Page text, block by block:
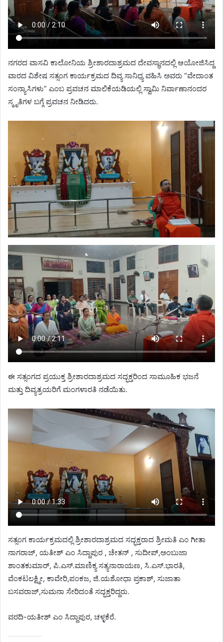
ನಗರದ ವಾಸವಿ ಕಾಲೋನಿಯ ಶ್ರೀಶಾರದಾಶ್ರಮದ ದೇವಸ್ಥಾನದಲ್ಲಿ ಆಯೋಜಿಸಿದ್ದ
ವಾರದ ವಿಶೇಷ ಸತ್ಸಂಗ ಕಾರ್ಯಕ್ರಮದ ದಿವ್ಯ ಸಾನಿಧ್ಯ ವಹಿಸಿ ಅವರು “ವೇದಾಂತ
ಸಂನ್ಯಾಸಿಗಳು” ಎಂಬ ಪ್ರವಚನ ಮಾಲಿಕೆಯಡಿಯಲ್ಲಿ ಸ್ವಾಮಿ ನಿರ್ವಾಣಾನಂದರ
ಸ್ಮೃತಿಗಳ ಬಗ್ಗೆ ಪ್ರವಚನ ನೀಡಿದರು.
ಈ ಸತ್ಸಂಗದ ಪ್ರಯುಕ್ತ ಶ್ರೀಶಾರದಾಶ್ರಮದ ಸದ್ಭಕ್ತರಿಂದ ಸಾಮೂಹಿಕ ಭಜನೆ
ಮತ್ತು ದಿವ್ಯತ್ರಯರಿಗೆ ಮಂಗಳಾರತಿ ನಡೆಯಿತು.
ಸತ್ಸಂಗ ಕಾರ್ಯಕ್ರಮದಲ್ಲಿ ಶ್ರೀಶಾರದಾಶ್ರಮದ ಸದ್ಭಕ್ತರಾದ ಶ್ರೀಮತಿ ಎಂ ಗೀತಾ
ನಾಗರಾಜ್, ಯತೀಶ್ ಎಂ ಸಿದ್ದಾಪುರ , ಚೇತನ್ , ಸುದೀಪ್,ಅಂಬುಜಾ
ಶಾಂತಕುಮಾರ್, ಪಿ.ಎಸ್.ಮಾಣಿಕ್ಯ ಸತ್ಯನಾರಾಯಣ, ಸಿ.ಎಸ್.ಭಾರತಿ,
ವೆಂಕಟಲಕ್ಷ್ಮೀ, ಕಾವೇರಿ,ಪಂಕಜ, ಜಿ.ಯಶೋಧಾ ಪ್ರಕಾಶ್, ಸುಜಾತಾ
ಬಸವರಾಜ್,ಸುಮನಾ ಸೇರಿದಂತೆ ಸದ್ಭಕ್ತರಿದ್ದರು.
ವರದಿ-ಯತೀಶ್ ಎಂ ಸಿದ್ದಾಪುರ, ಚಳ್ಳಕೆರೆ.